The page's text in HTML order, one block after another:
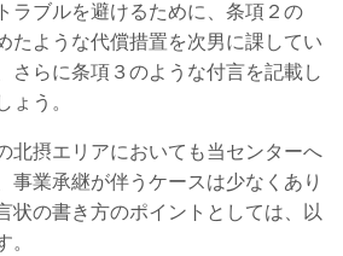
ラブルを避けるために、条項２の
たような代償措置を次男に課してい
さらに条項３のような付言を記載し
ょう。
北摂エリアにおいても当センターへ
事業承継が伴うケースは少なくあり
状の書き方のポイントとしては、以
。